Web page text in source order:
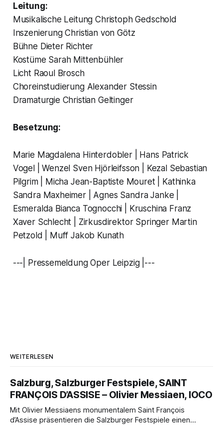
Leitung:
Musikalische Leitung Christoph Gedschold
Inszenierung Christian von Götz
Bühne Dieter Richter
Kostüme Sarah Mittenbühler
Licht Raoul Brosch
Choreinstudierung Alexander Stessin
Dramaturgie Christian Geltinger
Besetzung:
Marie Magdalena Hinterdobler | Hans Patrick
Vogel | Wenzel Sven Hjörleifsson | Kezal Sebastian
Pilgrim | Micha Jean-Baptiste Mouret | Kathinka
Sandra Maxheimer | Agnes Sandra Janke |
Esmeralda Bianca Tognocchi | Kruschina Franz
Xaver Schlecht | Zirkusdirektor Springer Martin
Petzold | Muff Jakob Kunath
---| Pressemeldung Oper Leipzig |---
WEITERLESEN
Salzburg, Salzburger Festspiele, SAINT
FRANÇOIS D’ASSISE – Olivier Messiaen, IOCO
Mit Olivier Messiaens monumentalem Saint François
d’Assise präsentieren die Salzburger Festspiele einen